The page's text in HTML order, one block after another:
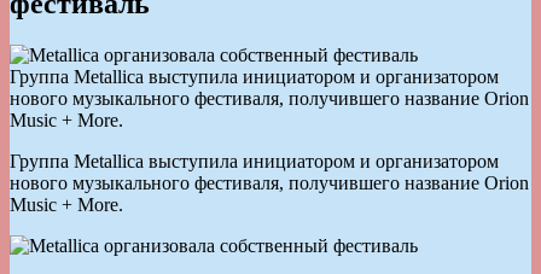
Группа Metallica выступила инициатором и организатором
нового музыкального фестиваля, получившего название Orion
Music + More.
Группа Metallica выступила инициатором и организатором
нового музыкального фестиваля, получившего название Orion
Music + More.